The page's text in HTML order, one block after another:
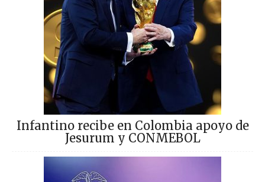
Infantino recibe en Colombia apoyo de
Jesurum y CONMEBOL